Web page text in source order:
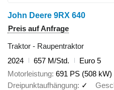
John Deere 9RX 640
Preis auf Anfrage
Traktor - Raupentraktor
2024
657 M/Std.
Euro 5
Motorleistung 691 PS (508 kW)
Dreipunktaufhängung ✓